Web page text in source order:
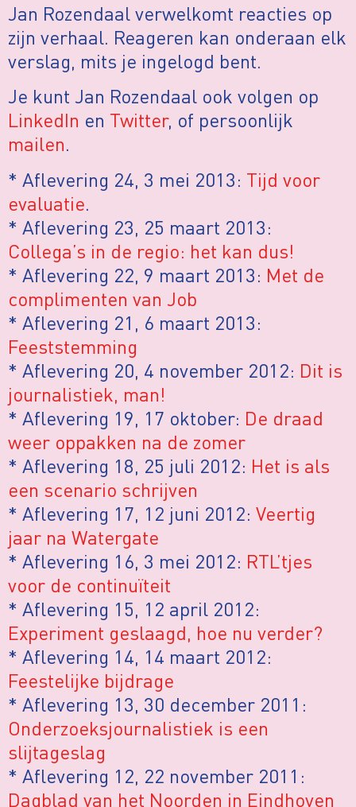
Jan Rozendaal verwelkomt reacties op
zijn verhaal. Reageren kan onderaan elk
verslag, mits je ingelogd bent.
Je kunt Jan Rozendaal ook volgen op
LinkedIn en Twitter, of persoonlijk
mailen.
* Aflevering 24, 3 mei 2013: Tijd voor
evaluatie.
* Aflevering 23, 25 maart 2013:
Collega’s in de regio: het kan dus!
* Aflevering 22, 9 maart 2013: Met de
complimenten van Job
* Aflevering 21, 6 maart 2013:
Feeststemming
* Aflevering 20, 4 november 2012: Dit is
journalistiek, man!
* Aflevering 19, 17 oktober: De draad
weer oppakken na de zomer
* Aflevering 18, 25 juli 2012: Het is als
een scenario schrijven
* Aflevering 17, 12 juni 2012: Veertig
jaar na Watergate
* Aflevering 16, 3 mei 2012: RTL’tjes
voor de continuïteit
* Aflevering 15, 12 april 2012:
Experiment geslaagd, hoe nu verder?
* Aflevering 14, 14 maart 2012:
Feestelijke bijdrage
* Aflevering 13, 30 december 2011:
Onderzoeksjournalistiek is een
slijtageslag
* Aflevering 12, 22 november 2011:
Dagblad van het Noorden in Eindhoven